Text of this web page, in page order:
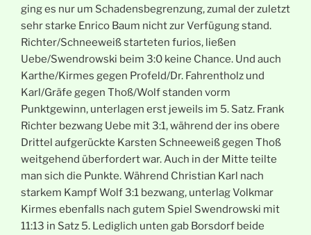
ging es nur um Schadensbegrenzung, zumal der zuletzt
sehr starke Enrico Baum nicht zur Verfügung stand.
Richter/Schneeweiß starteten furios, ließen
Uebe/Swendrowski beim 3:0 keine Chance. Und auch
Karthe/Kirmes gegen Profeld/Dr. Fahrentholz und
Karl/Gräfe gegen Thoß/Wolf standen vorm
Punktgewinn, unterlagen erst jeweils im 5. Satz. Frank
Richter bezwang Uebe mit 3:1, während der ins obere
Drittel aufgerückte Karsten Schneeweiß gegen Thoß
weitgehend überfordert war. Auch in der Mitte teilte
man sich die Punkte. Während Christian Karl nach
starkem Kampf Wolf 3:1 bezwang, unterlag Volkmar
Kirmes ebenfalls nach gutem Spiel Swendrowski mit
11:13 in Satz 5. Lediglich unten gab Borsdorf beide